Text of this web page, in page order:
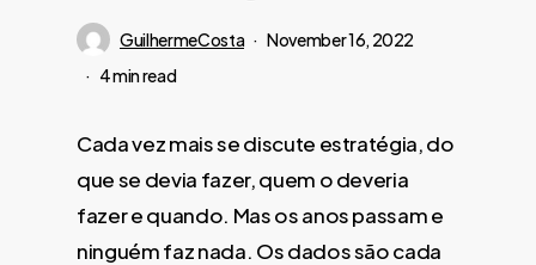
GuilhermeCosta
November 16, 2022
4 min read
Cada vez mais se discute estratégia, do
que se devia fazer, quem o deveria
fazer e quando. Mas os anos passam e
ninguém faz nada. Os dados são cada